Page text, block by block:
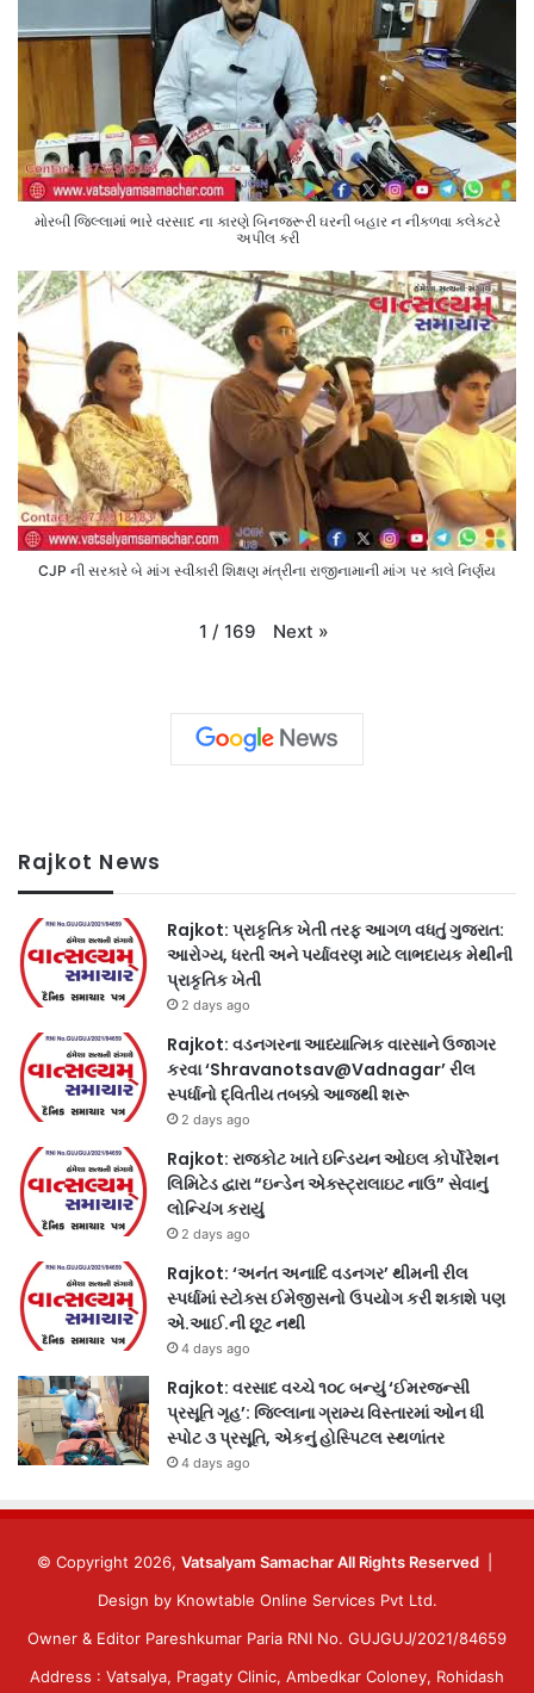
મોરબી જિલ્લામાં ભારે વરસાદ ના કારણે બિનજરૂરી ઘરની બહાર ન નીકળવા કલેક્ટરે
અપીલ કરી
CJP ની સરકારે બે માંગ સ્વીકારી શિક્ષણ મંત્રીના રાજીનામાની માંગ પર કાલે નિર્ણય
1 / 169 Next »
Rajkot News
Rajkot: પ્રાકૃતિક ખેતી તરફ આગળ વધતું ગુજરાત:
આરોગ્ય, ધરતી અને પર્યાવરણ માટે લાભદાયક મેથીની
પ્રાકૃતિક ખેતી
2 days ago
Rajkot: વડનગરના આધ્યાત્મિક વારસાને ઉજાગર
કરવા ‘Shravanotsav@Vadnagar’ રીલ
સ્પર્ધાનો દ્વિતીય તબક્કો આજથી શરૂ
2 days ago
Rajkot: રાજકોટ ખાતે ઇન્ડિયન ઓઇલ કોર્પોરેશન
લિમિટેડ દ્વારા “ઇન્ડેન એક્સ્ટ્રાલાઇટ નાઉ” સેવાનું
લોન્ચિંગ કરાયું
2 days ago
Rajkot: ‘અનંત અનાદિ વડનગર’ થીમની રીલ
સ્પર્ધામાં સ્ટોક્સ ઈમેજીસનો ઉપયોગ કરી શકાશે પણ
એ.આઈ.ની છૂટ નથી
4 days ago
Rajkot: વરસાદ વચ્ચે ૧૦૮ બન્યું ‘ઈમરજન્સી
પ્રસૂતિ ગૃહ’: જિલ્લાના ગ્રામ્ય વિસ્તારમાં ઓન ધી
સ્પોટ ૩ પ્રસૂતિ, એકનું હોસ્પિટલ સ્થળાંતર
4 days ago
© Copyright 2026, Vatsalyam Samachar All Rights Reserved
Design by Knowtable Online Services Pvt Ltd.
Owner & Editor Pareshkumar Paria RNI No. GUJGUJ/2021/84659
Address : Vatsalya, Pragaty Clinic, Ambedkar Coloney, Rohidash